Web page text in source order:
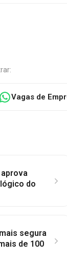
Vagas de
do
segura
de 100